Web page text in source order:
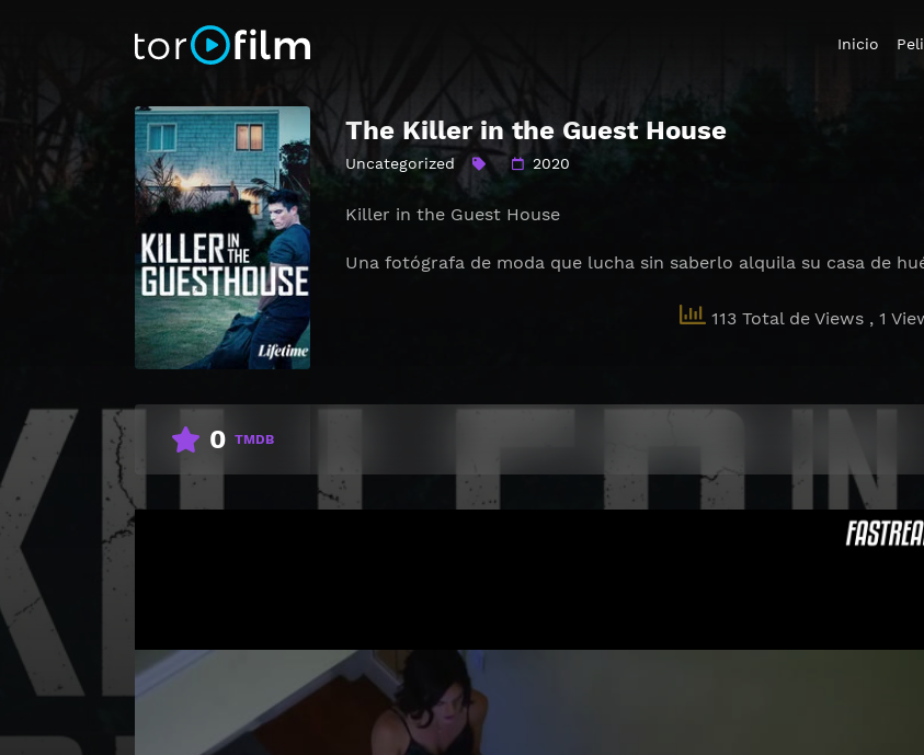
Inicio
The Killer in the Guest House
Uncategorized 2020
Killer in the Guest House
Una fotógrafa de moda que lucha sin saberlo alquila su casa de
113 Total de Views , 1
0 TMDB